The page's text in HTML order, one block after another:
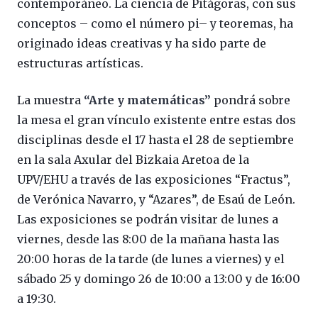
contemporáneo. La ciencia de Pitágoras, con sus
conceptos – como el número pi– y teoremas, ha
originado ideas creativas y ha sido parte de
estructuras artísticas.
La muestra “Arte y matemáticas” pondrá sobre
la mesa el gran vínculo existente entre estas dos
disciplinas desde el 17 hasta el 28 de septiembre
en la sala Axular del Bizkaia Aretoa de la
UPV/EHU a través de las exposiciones “Fractus”,
de Verónica Navarro, y “Azares”, de Esaú de León.
Las exposiciones se podrán visitar de lunes a
viernes, desde las 8:00 de la mañana hasta las
20:00 horas de la tarde (de lunes a viernes) y el
sábado 25 y domingo 26 de 10:00 a 13:00 y de 16:00
a 19:30.